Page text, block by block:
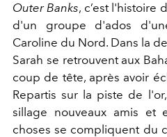
Outer Banks, c’est l'histoire
d'un groupe d'ados
Caroline du Nord. Dans la
Sarah se retrouvent aux
coup de tête, après avoir
Repartis sur la piste de
sillage nouveaux amis et
choses se compliquent du